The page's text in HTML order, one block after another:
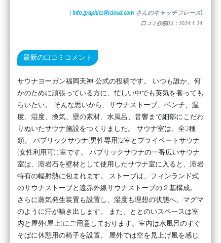
( info.graphics@icloud.com さんのキャッチフレーズ)
口コミ投稿日：2024.1.24
最新の口コミコメント
サウナヨーガン福岡天神 公式の投稿です。 いつも誰か、何
かのために頑張っている方に、忙しい中でも英気を養っても
らいたい。 そんな思いから、サウナストーブ、ベンチ、温
度、湿度、換気、壁の素材、水風呂、音響まで細部にこだわ
りぬいたサウナ施設をつくりました。 サウナ室は、全3種
類。 パブリックサウナ(男性専用)2室とプライベートサウナ
(女性利用可)1室です。 パブリックサウナの一番広いサウナ
室は、溶岩石を壁材として使用したサウナ室に入ると、溶岩
特有の輻射熱に包まれます。 ストーブは、フィンランド式
のサウナストーブと遠赤外線サウナストーブの２基構成。
さらに蒸気発生装置も設置し、湿度も理想の状態へ。マグマ
のように汗が噴き出します。 また、ととのいスペースは室
内と屋外(屋上)にご用意しております。室内は水風呂のすぐ
そばに休憩用の椅子を設置。 屋外では空を見上げ風を感じ